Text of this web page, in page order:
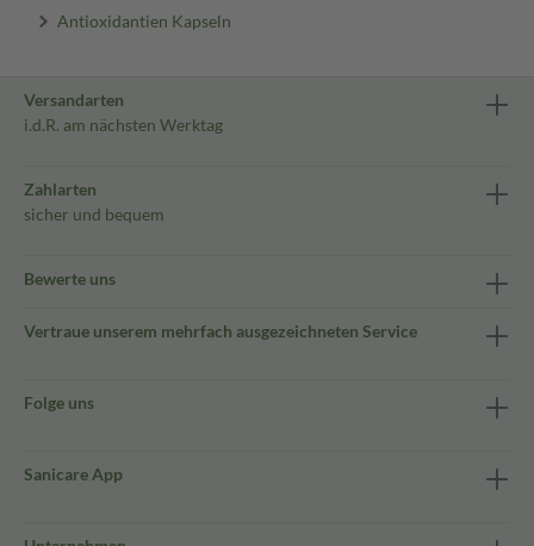
Antioxidantien Kapseln
Versandarten
i.d.R. am nächsten Werktag
Zahlarten
sicher und bequem
Bewerte uns
Vertraue unserem mehrfach ausgezeichneten Service
Folge uns
Sanicare App